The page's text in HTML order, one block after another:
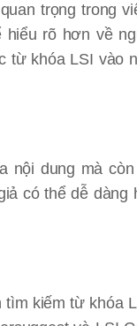
trọng trong
rõ hơn về
khóa LSI vào
dung mà
có thể dễ dàng
kiếm từ khóa